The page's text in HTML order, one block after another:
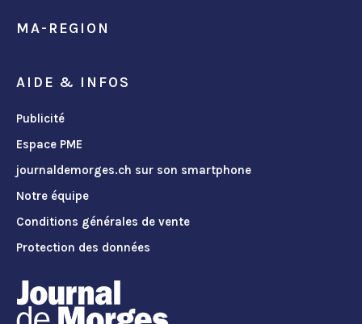
MA-REGION
AIDE & INFOS
Publicité
Espace PME
journaldemorges.ch sur son smartphone
Notre équipe
Conditions générales de vente
Protection des données